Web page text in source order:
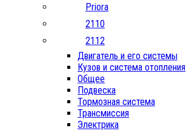
Priora
2110
2112
Двигатель и его системы
Кузов и система отопления
Общее
Подвеска
Тормозная система
Трансмиссия
Электрика